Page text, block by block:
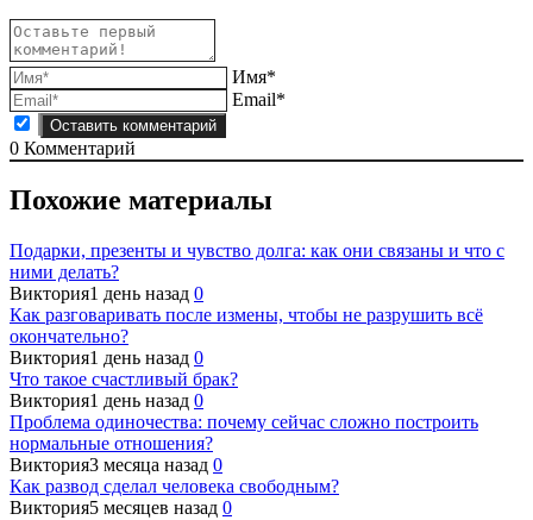
Имя*
Email*
0 Комментарий
Похожие материалы
Подарки, презенты и чувство долга: как они связаны и что с
ними делать?
Виктория1 день назад 0
Как разговаривать после измены, чтобы не разрушить всё
окончательно?
Виктория1 день назад 0
Что такое счастливый брак?
Виктория1 день назад 0
Проблема одиночества: почему сейчас сложно построить
нормальные отношения?
Виктория3 месяца назад 0
Как развод сделал человека свободным?
Виктория5 месяцев назад 0